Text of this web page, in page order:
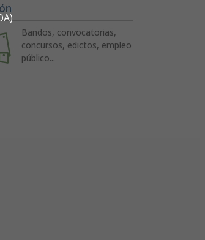
Bandos, convocatorias,
concursos, edictos, empleo
público...